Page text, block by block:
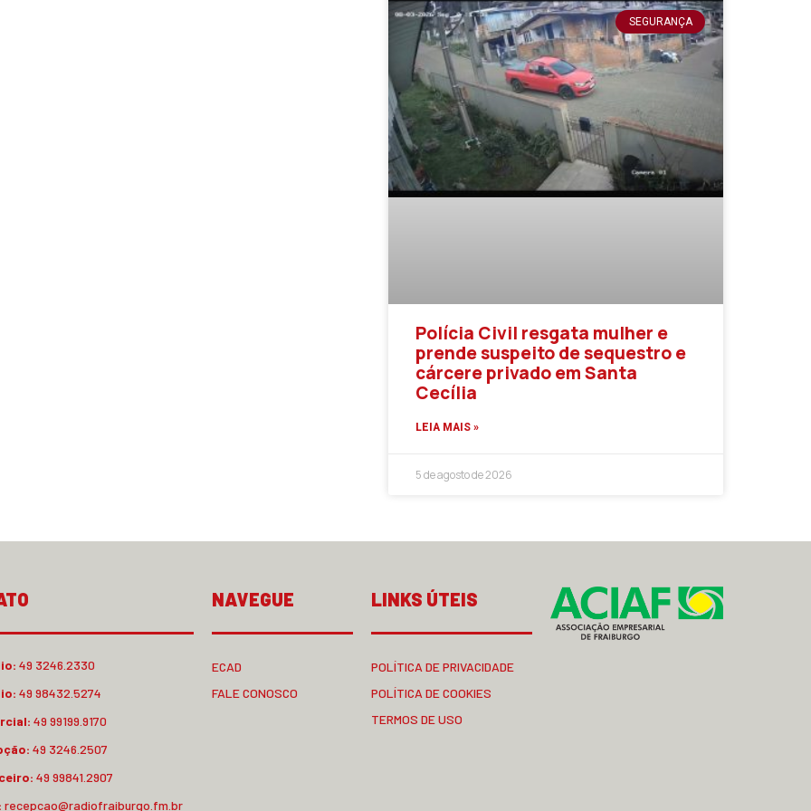
SEGURANÇA
Polícia Civil resgata mulher e
prende suspeito de sequestro e
cárcere privado em Santa
Cecília
LEIA MAIS »
5 de agosto de 2026
49 3246.2330
49 98432.5274
49 99199.9170
49 3246.2507
49 99841.2907
recepcao@radiofraiburgo.fm.br
NAVEGUE
ECAD
FALE CONOSCO
LINKS ÚTEIS
POLÍTICA DE PRIVACIDADE
POLÍTICA DE COOKIES
TERMOS DE USO